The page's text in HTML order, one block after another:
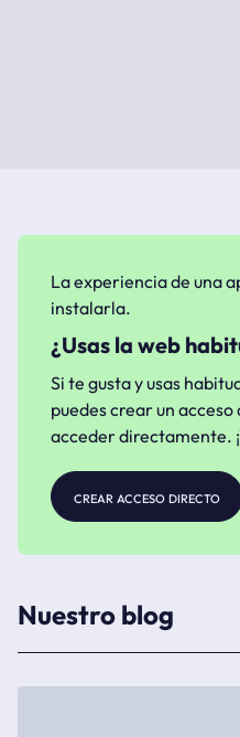
La experiencia de una
instalarla.
¿Usas la web
Si te gusta y usas
puedes crear un
acceder directamente.
crear acceso directo
Nuestro blog